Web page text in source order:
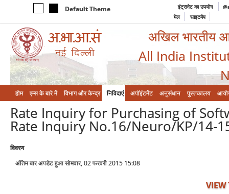
Default Theme इंट्रानेट का उपयोग
मेल
साइटमैप
अखिल भारतीय
All India
होम एम्‍स के बारे में विभाग और केन्‍द्र निविदाएं अपॉइंटमेंट अनुसंधान पुस्तकालय
Rate Inquiry for Purchasing of
Rate Inquiry No.16/Neuro/KP/14-
विवरण
अंतिम बार अपडेट हुआ सोमवार, 02 फरवरी 2015 15:08
VIEW